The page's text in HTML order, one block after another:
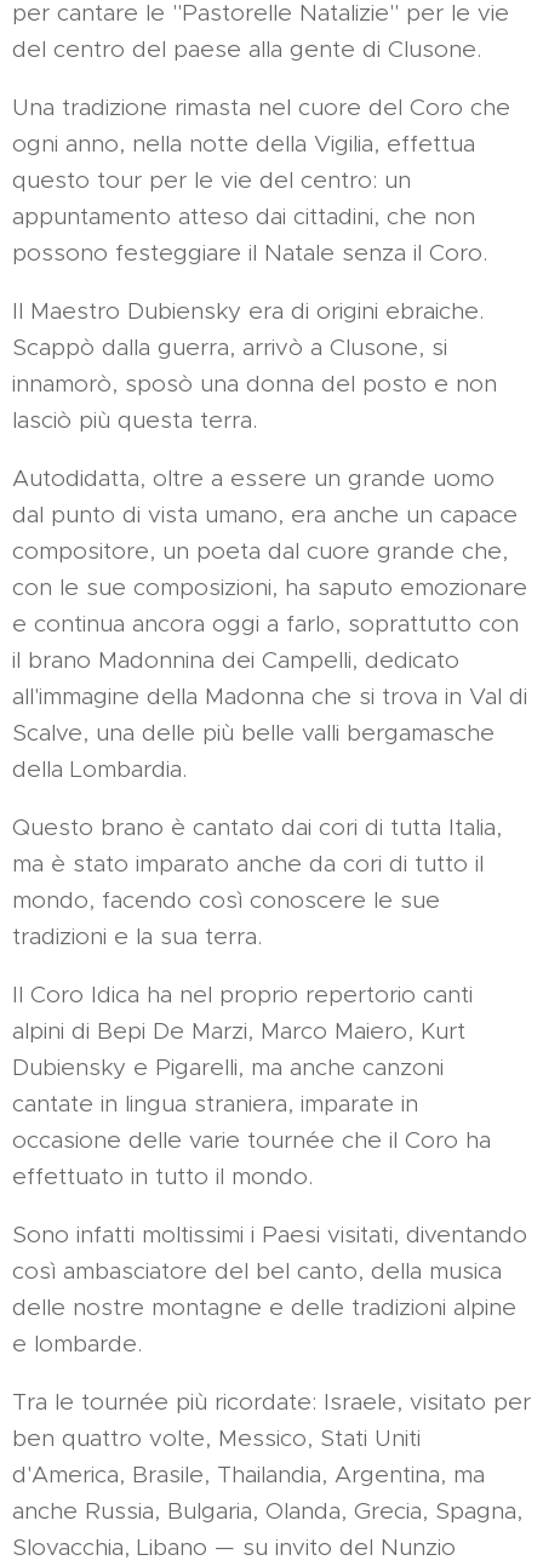
per cantare le "Pastorelle Natalizie" per le vie
del centro del paese alla gente di Clusone.
Una tradizione rimasta nel cuore del Coro che
ogni anno, nella notte della Vigilia, effettua
questo tour per le vie del centro: un
appuntamento atteso dai cittadini, che non
possono festeggiare il Natale senza il Coro.
Il Maestro Dubiensky era di origini ebraiche.
Scappò dalla guerra, arrivò a Clusone, si
innamorò, sposò una donna del posto e non
lasciò più questa terra.
Autodidatta, oltre a essere un grande uomo
dal punto di vista umano, era anche un capace
compositore, un poeta dal cuore grande che,
con le sue composizioni, ha saputo emozionare
e continua ancora oggi a farlo, soprattutto con
il brano Madonnina dei Campelli, dedicato
all'immagine della Madonna che si trova in Val di
Scalve, una delle più belle valli bergamasche
della Lombardia.
Questo brano è cantato dai cori di tutta Italia,
ma è stato imparato anche da cori di tutto il
mondo, facendo così conoscere le sue
tradizioni e la sua terra.
Il Coro Idica ha nel proprio repertorio canti
alpini di Bepi De Marzi, Marco Maiero, Kurt
Dubiensky e Pigarelli, ma anche canzoni
cantate in lingua straniera, imparate in
occasione delle varie tournée che il Coro ha
effettuato in tutto il mondo.
Sono infatti moltissimi i Paesi visitati, diventando
così ambasciatore del bel canto, della musica
delle nostre montagne e delle tradizioni alpine
e lombarde.
Tra le tournée più ricordate: Israele, visitato per
ben quattro volte, Messico, Stati Uniti
d'America, Brasile, Thailandia, Argentina, ma
anche Russia, Bulgaria, Olanda, Grecia, Spagna,
Slovacchia, Libano — su invito del Nunzio